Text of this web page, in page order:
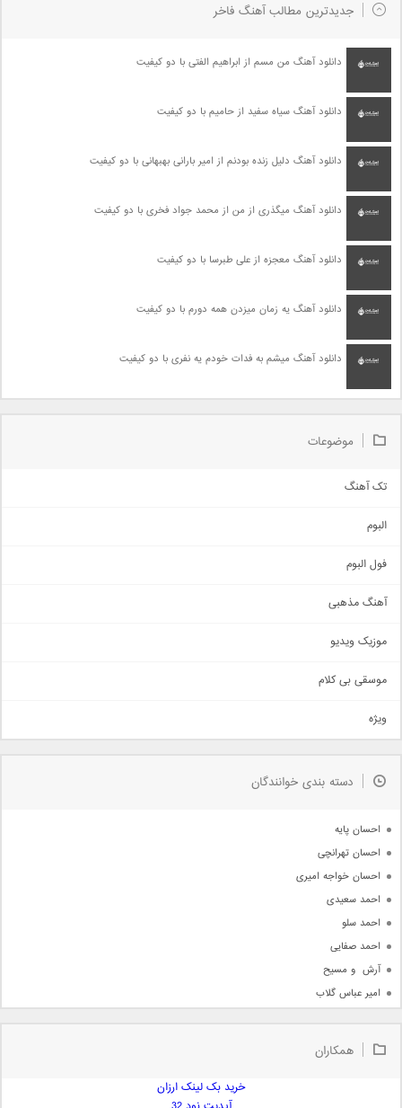
جدیدترین مطالب آهنگ فاخر
دانلود آهنگ من مسم از ابراهیم الفتی با دو کیفیت
دانلود آهنگ سیاه سفید از حامیم با دو کیفیت
دانلود آهنگ دلیل زنده بودنم از امیر بارانی بهبهانی با دو کیفیت
دانلود آهنگ میگذری از من از محمد جواد فخری با دو کیفیت
دانلود آهنگ معجزه از علی طبرسا با دو کیفیت
دانلود آهنگ یه زمان میزدن همه دورم با دو کیفیت
دانلود آهنگ میشم به فدات خودم یه نفری با دو کیفیت
موضوعات
تک آهنگ
اجتماعی
حماسی
سنتی
اهنگ بندرعباسی
دمو
مذهبی
جدیدترین ها
البوم
فول البوم
آهنگ مذهبی
موزیک ویدیو
موسقی بی کلام
ویژه
دسته بندی خوانندگان
احسان پایه
احسان تهرانچی
احسان خواجه امیری
احمد سعیدی
احمد سلو
احمد صفایی
آرش  و مسیح
امیر عباس گلاب
امیر علی
همکاران
خرید بک لینک ارزان